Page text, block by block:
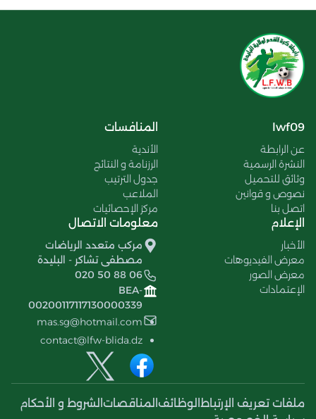
lwf09
عن الرابطة
النشرة الرسمية
وثائق للتحميل
نصوص و قوانين
اتصل بنا
المنافسات
الأندية
الرزنامة و النتائج
جدول الترتيب
الملاعب
مركز الإحصائيات
الإعلام
الأخبار
معرض الفيديوهات
معرض الصور
الإعتمادات
معلومات الاتصال
مركب متعدد الرياضات
مصطفى تشاكر - البليدة
020 50 88 06
BEA-
00200117117130000339
mas.sg@hotmail.com
contact@lfw-blida.dz
ملفات تعريف الإرتباط الوظائف المناقصات الشروط و الأحكام